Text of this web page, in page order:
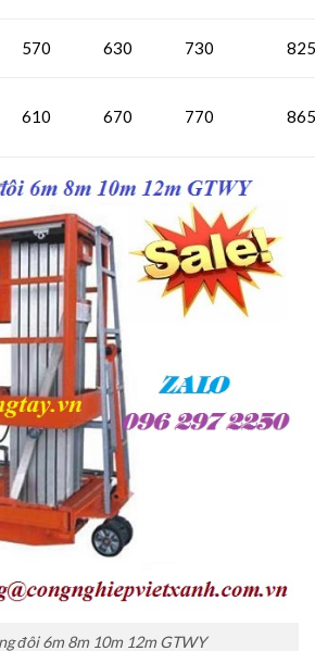
570 630 730
610 670 770
đôi 6m 8m 10m 12m GTWY